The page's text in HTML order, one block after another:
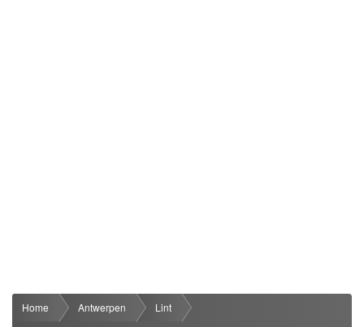
Home Antwerpen
Lint